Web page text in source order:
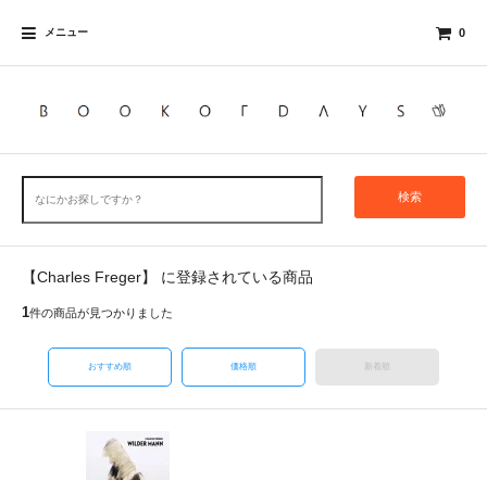
メニュー 0
検索
【Charles Freger】 に登録されている商品
1件の商品が見つかりました
おすすめ順 価格順 新着順